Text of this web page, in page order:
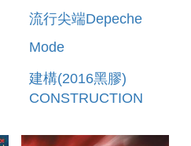
流行尖端Depeche
Mode
建構(2016黑膠)
CONSTRUCTION
VINYL)